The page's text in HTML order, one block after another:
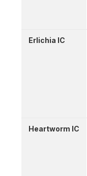
Erlichia IC
Heartworm IC